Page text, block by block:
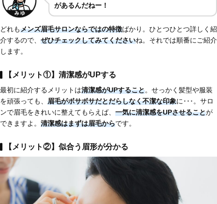
があるんだねー！
どれもメンズ眉毛サロンならではの特徴ばかり。ひとつひとつ詳しく紹
介するので、 ぜひチェックしてみてくださいね。それでは順番にご紹介
します。
【メリット①】清潔感がUPする
最初に紹介するメリットは清潔感がUPすること。せっかく髪型や服装
を頑張っても、 眉毛がボサボサだとだらしなく不潔な印象に･･･。サロ
ンで眉毛をきれいに整えてもらえば、 一気に清潔感をUPさせることが
できますよ。 清潔感はまずは眉毛からです。
【メリット②】似合う眉形が分かる